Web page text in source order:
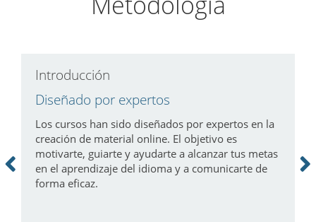
Introducción
Diseñado por expertos
Los cursos han sido diseñados por expertos en la
creación de material online. El objetivo es
motivarte, guiarte y ayudarte a alcanzar tus metas
en el aprendizaje del idioma y a comunicarte de
forma eficaz.